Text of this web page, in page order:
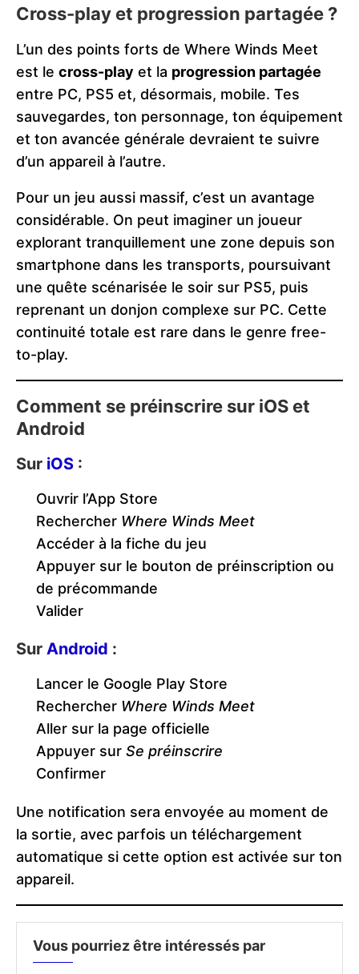
Cross-play et progression partagée ?
L’un des points forts de Where Winds Meet
est le cross-play et la progression partagée
entre PC, PS5 et, désormais, mobile. Tes
sauvegardes, ton personnage, ton équipement
et ton avancée générale devraient te suivre
d’un appareil à l’autre.
Pour un jeu aussi massif, c’est un avantage
considérable. On peut imaginer un joueur
explorant tranquillement une zone depuis son
smartphone dans les transports, poursuivant
une quête scénarisée le soir sur PS5, puis
reprenant un donjon complexe sur PC. Cette
continuité totale est rare dans le genre free-
to-play.
Comment se préinscrire sur iOS et
Android
Sur iOS :
Ouvrir l’App Store
Rechercher Where Winds Meet
Accéder à la fiche du jeu
Appuyer sur le bouton de préinscription ou
de précommande
Valider
Sur Android :
Lancer le Google Play Store
Rechercher Where Winds Meet
Aller sur la page officielle
Appuyer sur Se préinscrire
Confirmer
Une notification sera envoyée au moment de
la sortie, avec parfois un téléchargement
automatique si cette option est activée sur ton
appareil.
Vous pourriez être intéressés par